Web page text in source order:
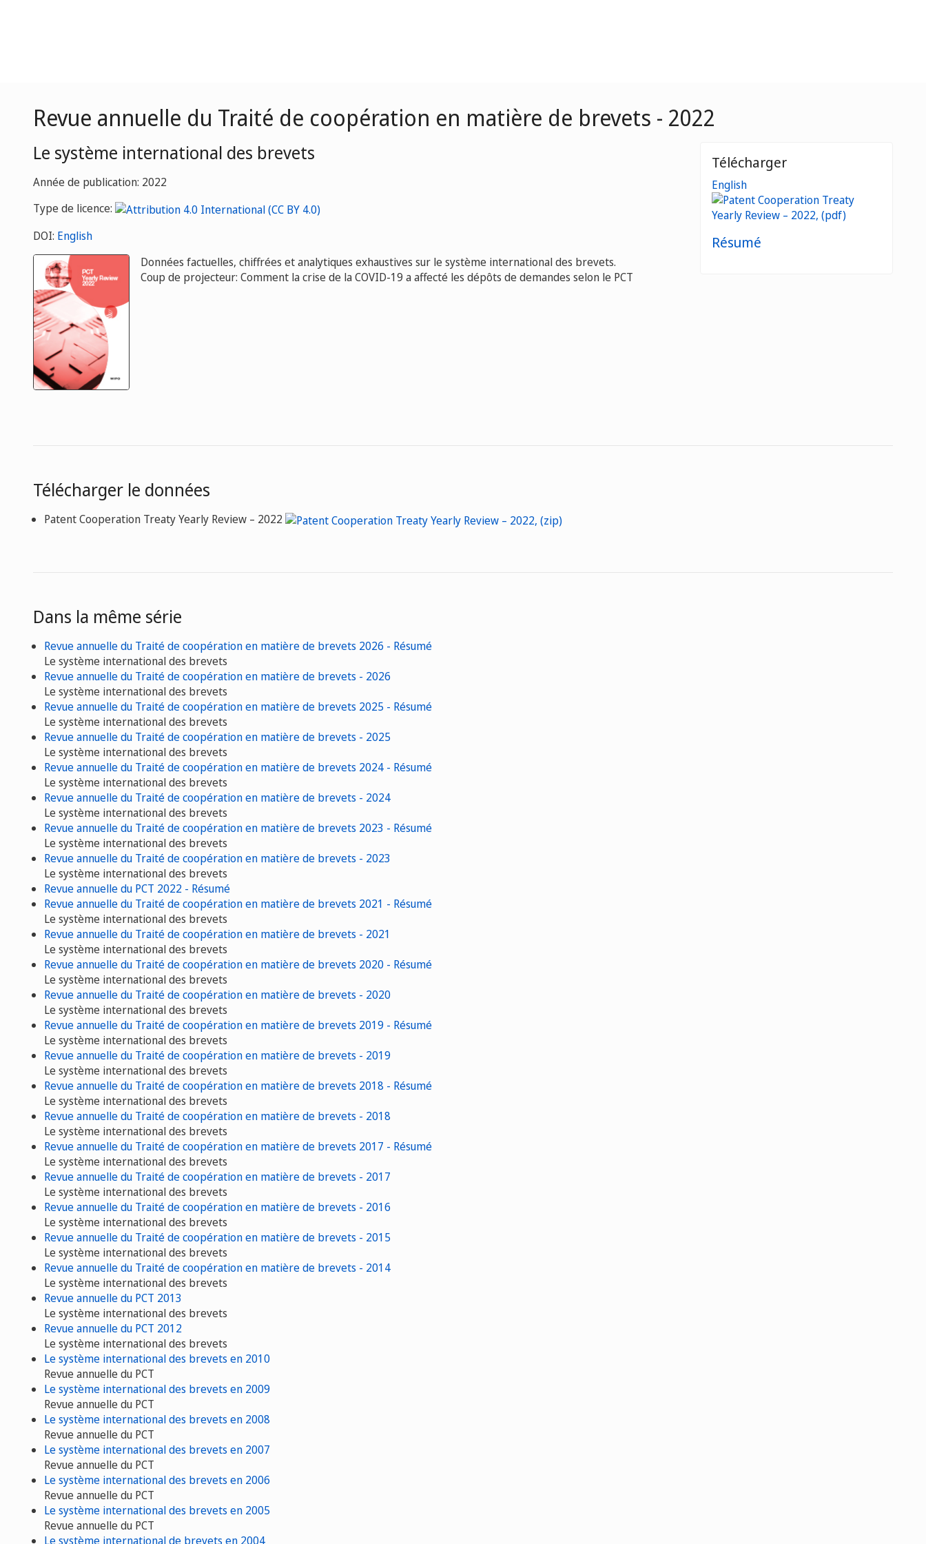
Revue annuelle du Traité de coopération en matière de brevets - 2022
Le système international des brevets
Année de publication: 2022
Type de licence:
DOI: English
Données factuelles, chiffrées et analytiques exhaustives sur le système international des brevets.
Coup de projecteur: Comment la crise de la COVID-19 a affecté les dépôts de demandes selon le PCT
Télécharger
English
Résumé
Télécharger le données
Patent Cooperation Treaty Yearly Review – 2022
Dans la même série
Revue annuelle du Traité de coopération en matière de brevets 2026 - Résumé
Le système international des brevets
Revue annuelle du Traité de coopération en matière de brevets - 2026
Le système international des brevets
Revue annuelle du Traité de coopération en matière de brevets 2025 - Résumé
Le système international des brevets
Revue annuelle du Traité de coopération en matière de brevets - 2025
Le système international des brevets
Revue annuelle du Traité de coopération en matière de brevets 2024 - Résumé
Le système international des brevets
Revue annuelle du Traité de coopération en matière de brevets - 2024
Le système international des brevets
Revue annuelle du Traité de coopération en matière de brevets 2023 - Résumé
Le système international des brevets
Revue annuelle du Traité de coopération en matière de brevets - 2023
Le système international des brevets
Revue annuelle du PCT 2022 - Résumé
Revue annuelle du Traité de coopération en matière de brevets 2021 - Résumé
Le système international des brevets
Revue annuelle du Traité de coopération en matière de brevets - 2021
Le système international des brevets
Revue annuelle du Traité de coopération en matière de brevets 2020 - Résumé
Le système international des brevets
Revue annuelle du Traité de coopération en matière de brevets - 2020
Le système international des brevets
Revue annuelle du Traité de coopération en matière de brevets 2019 - Résumé
Le système international des brevets
Revue annuelle du Traité de coopération en matière de brevets - 2019
Le système international des brevets
Revue annuelle du Traité de coopération en matière de brevets 2018 - Résumé
Le système international des brevets
Revue annuelle du Traité de coopération en matière de brevets - 2018
Le système international des brevets
Revue annuelle du Traité de coopération en matière de brevets 2017 - Résumé
Le système international des brevets
Revue annuelle du Traité de coopération en matière de brevets - 2017
Le système international des brevets
Revue annuelle du Traité de coopération en matière de brevets - 2016
Le système international des brevets
Revue annuelle du Traité de coopération en matière de brevets - 2015
Le système international des brevets
Revue annuelle du Traité de coopération en matière de brevets - 2014
Le système international des brevets
Revue annuelle du PCT 2013
Le système international des brevets
Revue annuelle du PCT 2012
Le système international des brevets
Le système international des brevets en 2010
Revue annuelle du PCT
Le système international des brevets en 2009
Revue annuelle du PCT
Le système international des brevets en 2008
Revue annuelle du PCT
Le système international des brevets en 2007
Revue annuelle du PCT
Le système international des brevets en 2006
Revue annuelle du PCT
Le système international des brevets en 2005
Revue annuelle du PCT
Le système international de brevets en 2004